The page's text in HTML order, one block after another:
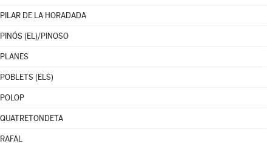
PILAR DE LA HORADADA
PINÓS (EL)/PINOSO
PLANES
POBLETS (ELS)
POLOP
QUATRETONDETA
RAFAL